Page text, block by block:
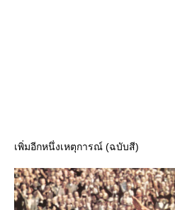
เพิ่มอีกหนึ่งเหตุการณ์ (ฉบับสี)